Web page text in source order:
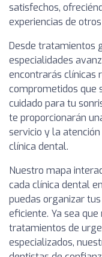
satisfechos,
experiencias de
Desde tratamientos
especialidades
encontrarás clínicas
comprometidos que
cuidado para tu
te proporcionarán
servicio y la
clínica dental.
Nuestro mapa
cada clínica dental
puedas organizar
eficiente. Ya sea
tratamientos de
especializados,